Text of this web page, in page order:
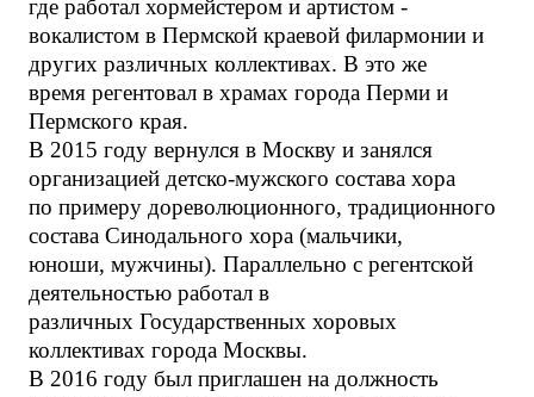
где работал хормейстером и артистом -
вокалистом в Пермской краевой филармонии и
других различных коллективах. В это же
время регентовал в храмах города Перми и
Пермского края.
В 2015 году вернулся в Москву и занялся
организацией детско-мужского состава хора
по примеру дореволюционного, традиционного
состава Синодального хора (мальчики,
юноши, мужчины). Параллельно с регентской
деятельностью работал в
различных Государственных хоровых
коллективах города Москвы.
В 2016 году был приглашен на должность